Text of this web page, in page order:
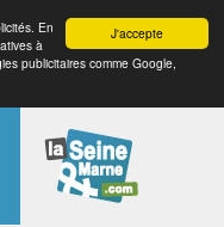
J'accepte
En
à
publicitaires comme Google,